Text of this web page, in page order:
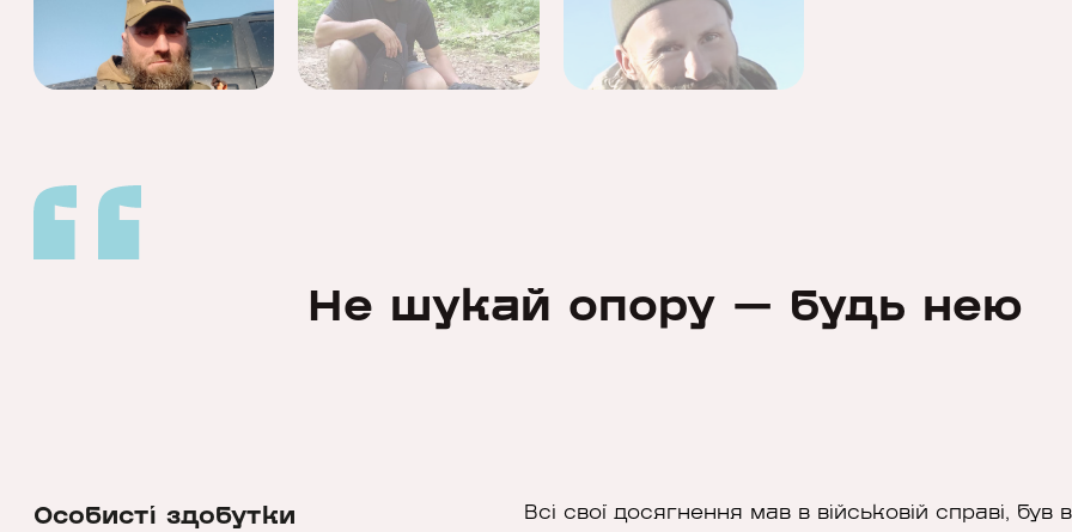
Не шукай опору — будь нею
Особисті здобутки Всі свої досягнення мав в військовій справі,